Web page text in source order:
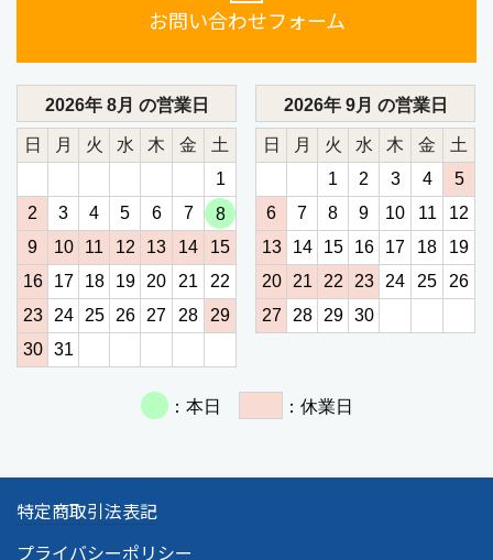
お問い合わせフォーム
特定商取引法表記
プライバシーポリシー